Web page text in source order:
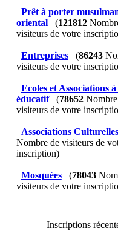
Prêt à porter
oriental
(121812
visiteurs de votre
Entreprises (86243
visiteurs de votre
Ecoles et Associations
éducatif
(78652Nombre
visiteurs de votre
Associations Culturelles
Nombre de visiteurs de
inscription)
Mosquées (78043
visiteurs de votre
Inscriptions